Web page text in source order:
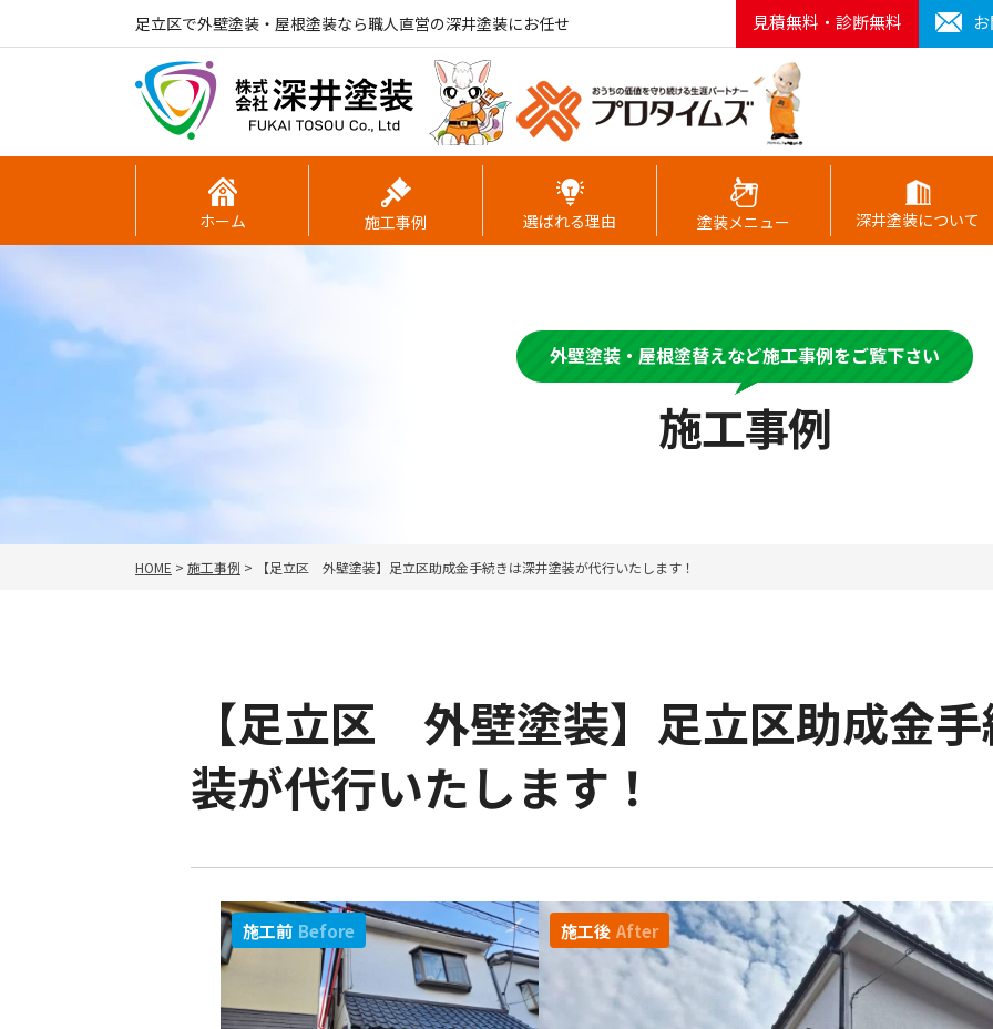
足立区で外壁塗装・屋根塗装なら職人直営の深井塗装にお任せ 見積無料・診断無料
ホーム 施工事例 選ばれる理由 塗装メニュー 深井塗装について
施工事例
外壁塗装・屋根塗替えなど施工事例をご覧下さい
HOME > 施工事例 > 【足立区 外壁塗装】足立区助成金手続きは深井塗装が代行いたします！
【足立区 外壁塗装】足立区助成金
装が代行いたします！
施工後 After
施工前 Before